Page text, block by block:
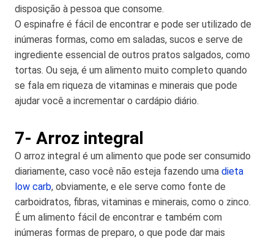
disposição à pessoa que consome.
O espinafre é fácil de encontrar e pode ser utilizado de
inúmeras formas, como em saladas, sucos e serve de
ingrediente essencial de outros pratos salgados, como
tortas. Ou seja, é um alimento muito completo quando
se fala em riqueza de vitaminas e minerais que pode
ajudar você a incrementar o cardápio diário.
7- Arroz integral
O arroz integral é um alimento que pode ser consumido
diariamente, caso você não esteja fazendo uma dieta
low carb, obviamente, e ele serve como fonte de
carboidratos, fibras, vitaminas e minerais, como o zinco.
É um alimento fácil de encontrar e também com
inúmeras formas de preparo, o que pode dar mais